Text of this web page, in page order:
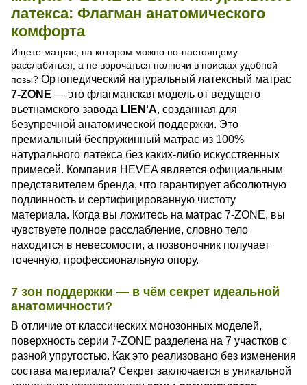
латекса: Флагман анатомического
комфорта
Ищете матрас, на котором можно по-настоящему
расслабиться, а не ворочаться полночи в поисках удобной
позы? Ортопедический натуральный латексный матрас
7-ZONE — это флагманская модель от ведущего
вьетнамского завода LIEN'A, созданная для
безупречной анатомической поддержки. Это
премиальный беспружинный матрас из 100%
натурального латекса без каких-либо искусственных
примесей. Компания HEVEA является официальным
представителем бренда, что гарантирует абсолютную
подлинность и сертифицированную чистоту
материала. Когда вы ложитесь на матрас 7-ZONE, вы
чувствуете полное расслабление, словно тело
находится в невесомости, а позвоночник получает
точечную, профессиональную опору.
7 зон поддержки — в чём секрет идеальной
анатомичности?
В отличие от классических монозонных моделей,
поверхность серии 7-ZONE разделена на 7 участков с
разной упругостью. Как это реализовано без изменения
состава материала? Секрет заключается в уникальной